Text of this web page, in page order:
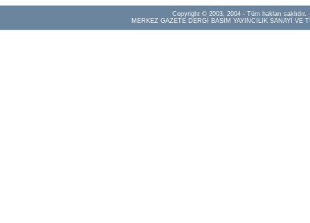
Copyright © 2003, 2004 - Tüm hakları saklıdır.
MERKEZ GAZETE DERGİ BASIM YAYINCILIK SANAYİ VE